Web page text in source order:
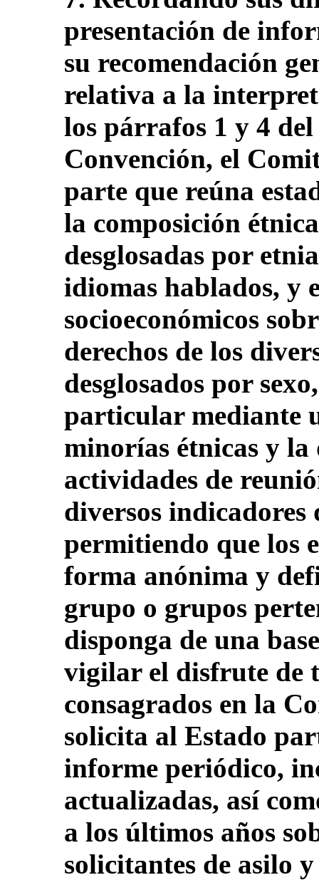
presentación de
su recomendación
relativa a la
los párrafos 1 y 4
Convención, el
parte que reúna
la composición
desglosadas por
idiomas hablados, y
socioeconómicos
derechos de los
desglosados por
particular mediante
minorías étnicas y la
actividades de
diversos
permitiendo que los
forma anónima y
grupo o grupos
disponga de una
vigilar el disfrute de
consagrados en la
solicita al Estado
informe periódico,
actualizadas, así
a los últimos años
solicitantes de asilo